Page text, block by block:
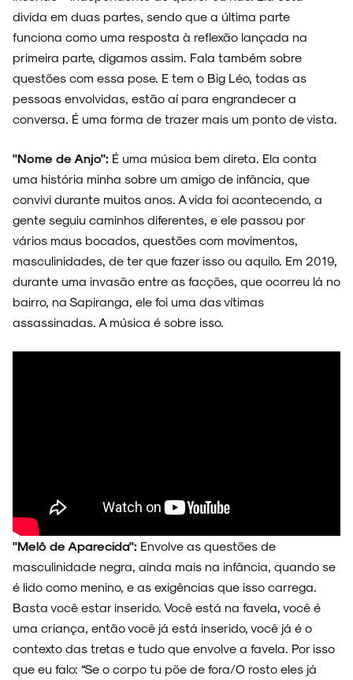
divida em duas partes, sendo que a última parte
funciona como uma resposta à reflexão lançada na
primeira parte, digamos assim. Fala também sobre
questões com essa pose. E tem o Big Léo, todas as
pessoas envolvidas, estão aí para engrandecer a
conversa. É uma forma de trazer mais um ponto de vista.
"Nome de Anjo": É uma música bem direta. Ela conta
uma história minha sobre um amigo de infância, que
convivi durante muitos anos. A vida foi acontecendo, a
gente seguiu caminhos diferentes, e ele passou por
vários maus bocados, questões com movimentos,
masculinidades, de ter que fazer isso ou aquilo. Em 2019,
durante uma invasão entre as facções, que ocorreu lá no
bairro, na Sapiranga, ele foi uma das vítimas
assassinadas. A música é sobre isso.
"Melô de Aparecida": Envolve as questões de
masculinidade negra, ainda mais na infância, quando se
é lido como menino, e as exigências que isso carrega.
Basta você estar inserido. Você está na favela, você é
uma criança, então você já está inserido, você já é o
contexto das tretas e tudo que envolve a favela. Por isso
que eu falo: “Se o corpo tu põe de fora/O rosto eles já